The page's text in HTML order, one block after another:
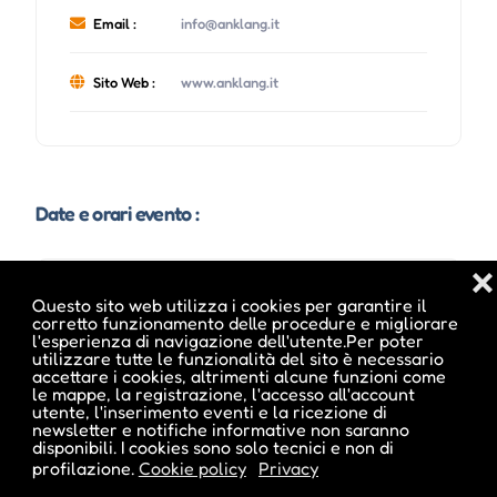
Questo sito web utilizza i cookies per garantire il
corretto funzionamento delle procedure e migliorare
l'esperienza di navigazione dell'utente.Per poter
utilizzare tutte le funzionalità del sito è necessario
accettare i cookies, altrimenti alcune funzioni come
le mappe, la registrazione, l'accesso all'account
utente, l'inserimento eventi e la ricezione di
newsletter e notifiche informative non saranno
disponibili. I cookies sono solo tecnici e non di
profilazione. Cookie policy Privacy
❌
Email : info@anklang.it
Sito Web : www.anklang.it
Date e orari evento :
Pubblicato da :